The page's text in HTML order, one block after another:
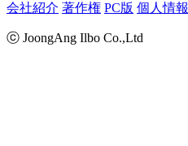
会社紹介 著作権 PC版 個人情報
ⓒ JoongAng Ilbo Co.,Ltd